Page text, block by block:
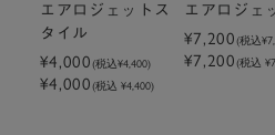
エアロジェットス
タイル
¥4,000(税込¥4,400)
¥4,000(税込 ¥4,400)
エアロジェ
¥7,200(税込
¥7,200(税込